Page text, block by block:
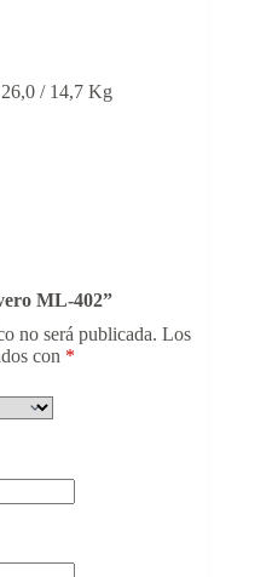
/ 14,7 Kg
ML-402”
no será publicada. Los
con *